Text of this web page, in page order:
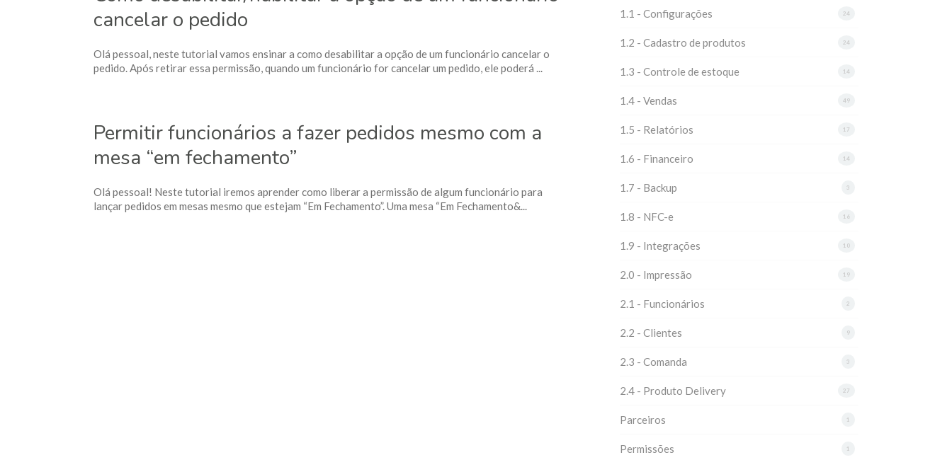
cancelar o pedido
Olá pessoal, neste tutorial vamos ensinar a como desabilitar a opção de um funcionário cancelar o
pedido. Após retirar essa permissão, quando um funcionário for cancelar um pedido, ele poderá ...
Permitir funcionários a fazer pedidos mesmo com a
mesa “em fechamento”
Olá pessoal! Neste tutorial iremos aprender como liberar a permissão de algum funcionário para
lançar pedidos em mesas mesmo que estejam “Em Fechamento”. Uma mesa “Em Fechamento&...
24
1.1 - Configurações
24
1.2 - Cadastro de produtos
14
1.3 - Controle de estoque
49
1.4 - Vendas
17
1.5 - Relatórios
14
1.6 - Financeiro
3
1.7 - Backup
16
1.8 - NFC-e
10
1.9 - Integrações
19
2.0 - Impressão
2
2.1 - Funcionários
9
2.2 - Clientes
3
2.3 - Comanda
27
2.4 - Produto Delivery
1
Parceiros
1
Permissões